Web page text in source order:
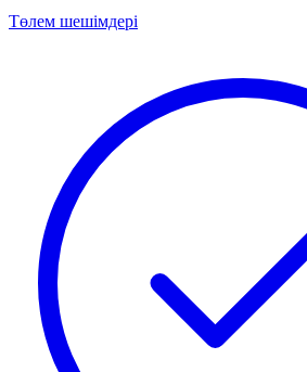
Төлем шешімдері